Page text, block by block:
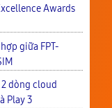
Awards
giữa FPT-
2 dòng cloud
Play 3